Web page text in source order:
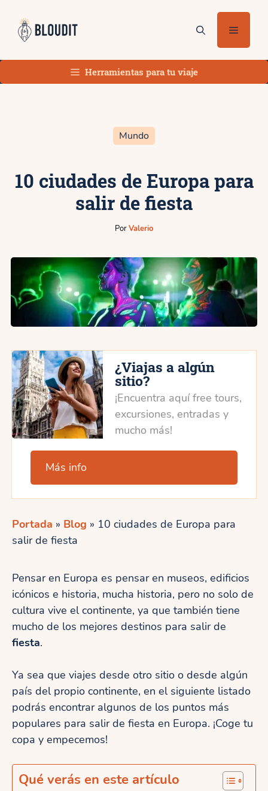
contenido
Menú
Herramientas para tu viaje
Mundo
10 ciudades de Europa para
salir de fiesta
PorValerio
¿Viajas a algún
sitio?
¡Encuentra aquí free tours,
excursiones, entradas y
mucho más!
Más info
Portada » Blog » 10 ciudades de Europa para
salir de fiesta
Pensar en Europa es pensar en museos, edificios
icónicos e historia, mucha historia, pero no solo de
cultura vive el continente, ya que también tiene
mucho de los mejores destinos para salir de
fiesta.
Ya sea que viajes desde otro sitio o desde algún
país del propio continente, en el siguiente listado
podrás encontrar algunos de los puntos más
populares para salir de fiesta en Europa. ¡Coge tu
copa y empecemos!
Qué verás en este artículo